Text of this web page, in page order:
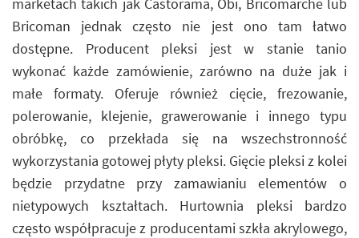
Bricoman jednak często nie jest ono tam łatwo
dostępne. Producent pleksi jest w stanie tanio
wykonać każde zamówienie, zarówno na duże jak i
małe formaty. Oferuje również cięcie, frezowanie,
polerowanie, klejenie, grawerowanie i innego typu
obróbkę, co przekłada się na wszechstronność
wykorzystania gotowej płyty pleksi. Gięcie pleksi z kolei
będzie przydatne przy zamawianiu elementów o
nietypowych kształtach. Hurtownia pleksi bardzo
często współpracuje z producentami szkła akrylowego,